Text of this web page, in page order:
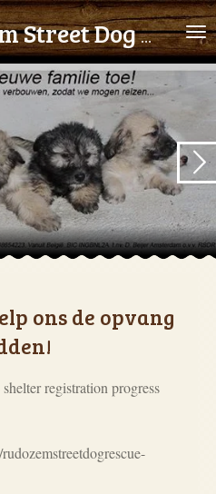
Rudozem Street Dog Rescue
ons de opvang
registration progress